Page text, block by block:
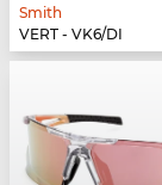
Smith
VERT - VK6/DI